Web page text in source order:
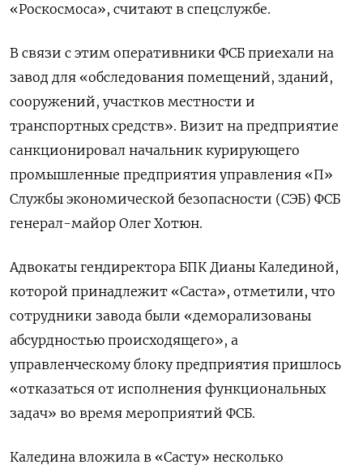
«Роскосмоса», считают в спецслужбе.
В связи с этим оперативники ФСБ приехали на
завод для «обследования помещений, зданий,
сооружений, участков местности и
транспортных средств». Визит на предприятие
санкционировал начальник курирующего
промышленные предприятия управления «П»
Службы экономической безопасности (СЭБ) ФСБ
генерал-майор Олег Хотюн.
Адвокаты гендиректора БПК Дианы Калединой,
которой принадлежит «Саста», отметили, что
сотрудники завода были «деморализованы
абсурдностью происходящего», а
управленческому блоку предприятия пришлось
«отказаться от исполнения функциональных
задач» во время мероприятий ФСБ.
Каледина вложила в «Састу» несколько